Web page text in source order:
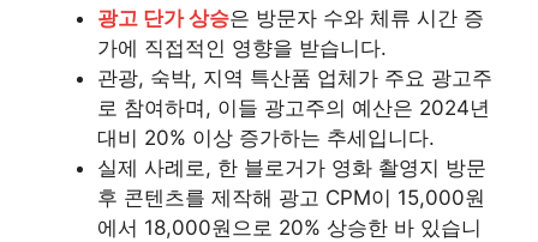
광고 단가 상승은 방문자 수와 체류 시간 증
가에 직접적인 영향을 받습니다.
관광, 숙박, 지역 특산품 업체가 주요 광고주
로 참여하며, 이들 광고주의 예산은 2024년
대비 20% 이상 증가하는 추세입니다.
실제 사례로, 한 블로거가 영화 촬영지 방문
후 콘텐츠를 제작해 광고 CPM이 15,000원
에서 18,000원으로 20% 상승한 바 있습니